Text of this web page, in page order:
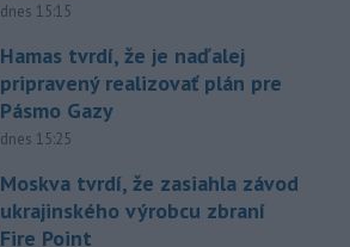
dnes 15:15
Hamas tvrdí, že je naďalej
pripravený realizovať plán pre
Pásmo Gazy
dnes 15:25
Moskva tvrdí, že zasiahla závod
ukrajinského výrobcu zbraní
Fire Point